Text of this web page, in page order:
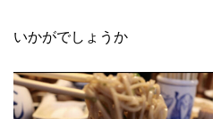
いかがでしょうか